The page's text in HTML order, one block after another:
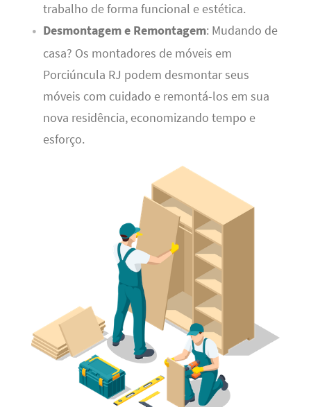
trabalho de forma funcional e estética.
Desmontagem e Remontagem: Mudando de
casa? Os montadores de móveis em
Porciúncula RJ podem desmontar seus
móveis com cuidado e remontá-los em sua
nova residência, economizando tempo e
esforço.